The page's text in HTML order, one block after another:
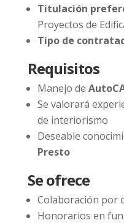
Titulación
Proyectos de
Tipo de
Requisitos
Manejo de
Se valorará
de interiorismo
Deseable
Presto
Se ofrece
Colaboración por
Honorarios en